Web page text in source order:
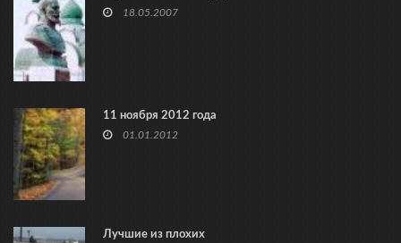
18.05.2007
11 ноября 2012 года
01.01.2012
Лучшие из плохих